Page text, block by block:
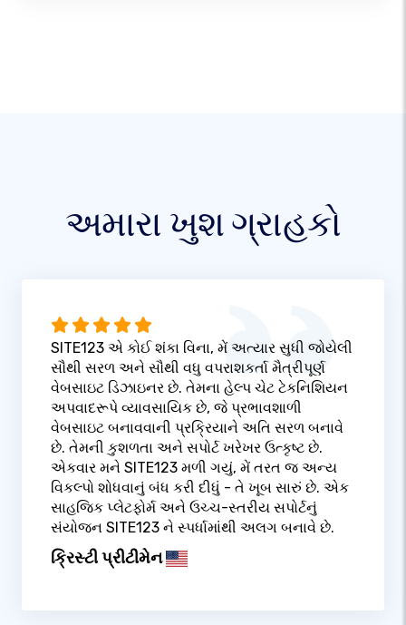
અમારા ખુશ ગ્રાહકો
SITE123 એ કોઈ શંકા વિના, મેં અત્યાર સુધી જોયેલી
સૌથી સરળ અને સૌથી વધુ વપરાશકર્તા મૈત્રીપૂર્ણ
વેબસાઇટ ડિઝાઇનર છે. તેમના હેલ્પ ચેટ ટેકનિશિયન
અપવાદરૂપે વ્યાવસાયિક છે, જે પ્રભાવશાળી
વેબસાઇટ બનાવવાની પ્રક્રિયાને અતિ સરળ બનાવે
છે. તેમની કુશળતા અને સપોર્ટ ખરેખર ઉત્કૃષ્ટ છે.
એકવાર મને SITE123 મળી ગયું, મેં તરત જ અન્ય
વિકલ્પો શોધવાનું બંધ કરી દીધું - તે ખૂબ સારું છે. એક
સાહજિક પ્લેટફોર્મ અને ઉચ્ચ-સ્તરીય સપોર્ટનું
સંયોજન SITE123 ને સ્પર્ધામાંથી અલગ બનાવે છે.
ક્રિસ્ટી પ્રીટીમેન